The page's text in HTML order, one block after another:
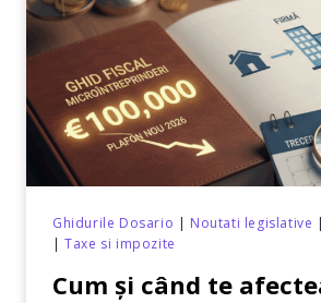
Ghidurile Dosario | Noutati legislative |
|Taxe si impozite
Cum și când te